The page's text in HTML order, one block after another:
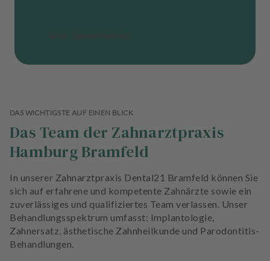
DAS WICHTIGSTE AUF EINEN BLICK
Das Team der Zahnarztpraxis
Hamburg Bramfeld
In unserer Zahnarztpraxis Dental21 Bramfeld können Sie
sich auf erfahrene und kompetente Zahnärzte sowie ein
zuverlässiges und qualifiziertes Team verlassen. Unser
Behandlungsspektrum umfasst: Implantologie,
Zahnersatz, ästhetische Zahnheilkunde und Parodontitis-
Behandlungen.